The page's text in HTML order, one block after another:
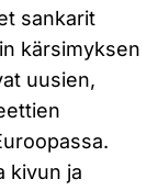
sankarit
kärsimyksen
uusien,
kivun ja